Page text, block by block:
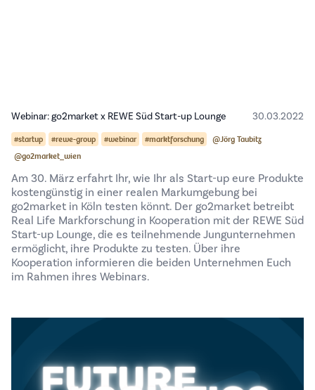
Webinar: go2market x REWE Süd Start-up Lounge 30.03.2022
#startup #rewe-group #webinar #marktforschung
@Jörg Taubitz
@go2market_wien
Am 30. März erfahrt Ihr, wie Ihr als Start-up eure Produkte
kostengünstig in einer realen Markumgebung bei
go2market in Köln testen könnt. Der go2market betreibt
Real Life Markforschung in Kooperation mit der REWE Süd
Start-up Lounge, die es teilnehmende Jungunternehmen
ermöglicht, ihre Produkte zu testen. Über ihre
Kooperation informieren die beiden Unternehmen Euch
im Rahmen ihres Webinars.